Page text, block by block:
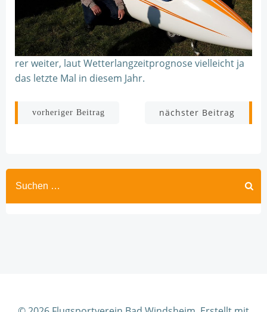
rer weiter, laut Wetterlangzeitprognose vielleicht ja
das letzte Mal in diesem Jahr.
Beitragsnavigation
vorheriger Beitrag nächster Beitrag